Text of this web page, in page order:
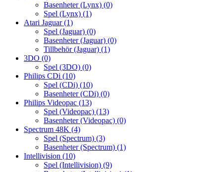
Basenheter (Lynx) (0)
Spel (Lynx) (1)
Atari Jaguar(1)
Spel (Jaguar) (0)
Basenheter (Jaguar) (0)
Tillbehör (Jaguar) (1)
3DO (0)
Spel (3DO) (0)
Philips CDi (10)
Spel (CDi) (10)
Basenheter (CDi) (0)
Philips Videopac (13)
Spel (Videopac) (13)
Basenheter (Videopac) (0)
Spectrum 48K (4)
Spel (Spectrum) (3)
Basenheter (Spectrum) (1)
Intellivision (10)
Spel (Intellivision) (9)